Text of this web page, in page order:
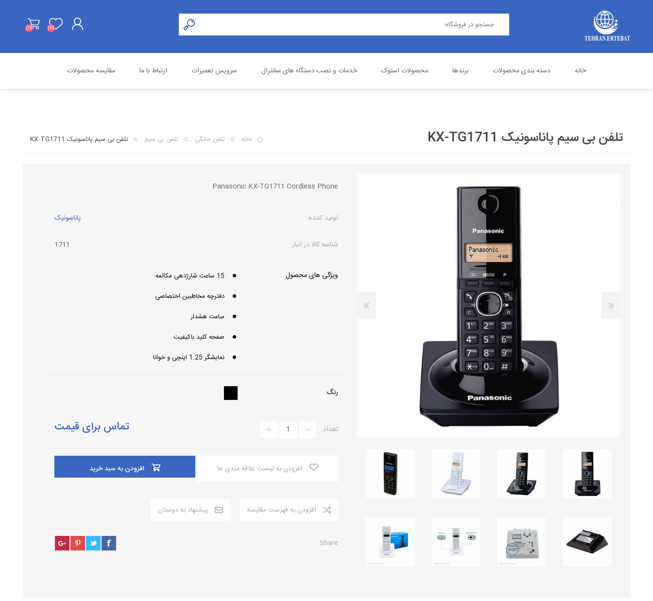
(0)
(0)
خانه دسته بندی محصولات
تلفن سانترال
تلفن تحت شبکه
آنتن دکت، کنسول تلفن
لوازم جانبی
هدست تلفن
دوربین مداربسته تحت شبکه
تجهیزات دوربین مدار بسته
برندها محصولات استوک خدمات و نصب دستگاه های سانترال سرویس تعمیرات ارتباط با ما مقایسه محصولات
خانه تلفن خانگی تلفن بی سیم تلفن بی سیم پاناسونیک KX-TG1711 تلفن بی سیم پاناسونیک KX-TG1711
Panasonic KX-TG1711 Cordless Phone
تولید کننده: پاناسونیک
شناسه کالا در انبار: 1711
ویژگی های محصول
15 ساعت شارژدهی مکالمه
دفترچه مخاطبین اختصاصی
ساعت هشدار
صفحه کلید باکیفیت
نمایشگر 1.25 اینچی و خوانا
رنگ
تماس برای قیمت تعداد:
افزودن به لیست علاقه مندی ها افزودن به سبد خرید
افزودن به فهرست مقایسه پیشنهاد به دوستان
Share